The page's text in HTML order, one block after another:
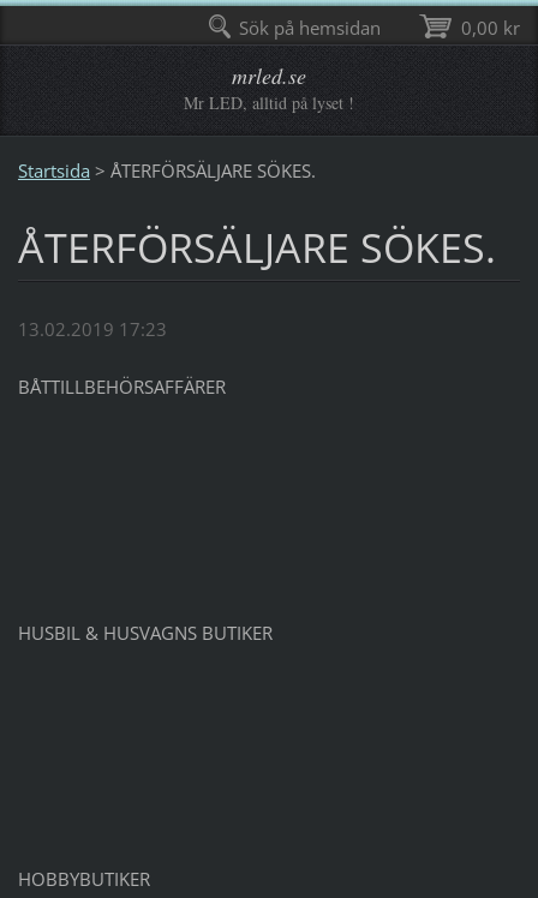
mrled.se
Mr LED, alltid på lyset !
Startsida > ÅTERFÖRSÄLJARE SÖKES.
ÅTERFÖRSÄLJARE SÖKES.
13.02.2019 17:23
BÅTTILLBEHÖRSAFFÄRER
HUSBIL & HUSVAGNS BUTIKER
HOBBYBUTIKER
0,00 kr
Sök på hemsidan